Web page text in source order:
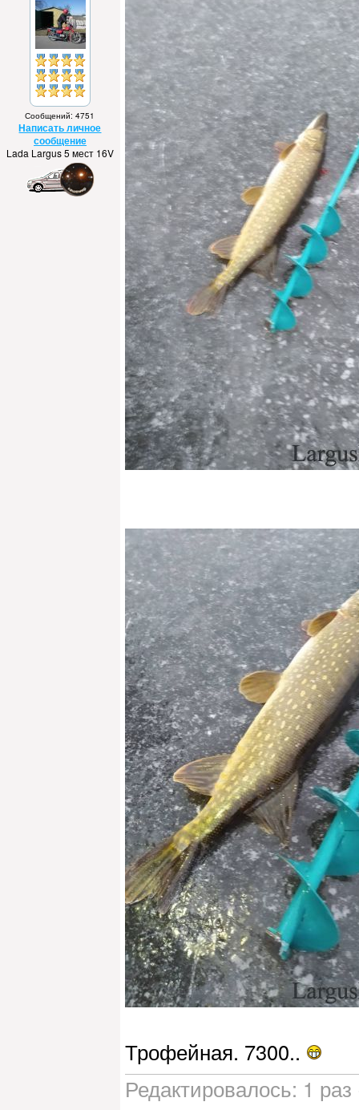
Сообщений: 4751
Написать личное
сообщение
Lada Largus 5 мест 16V
Трофейная. 7300..
Редактировалось: 1